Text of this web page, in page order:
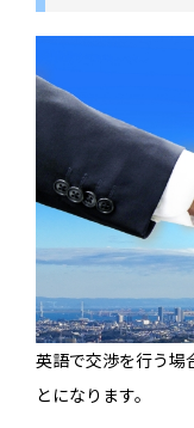
英語で交渉を行う場
とになります。